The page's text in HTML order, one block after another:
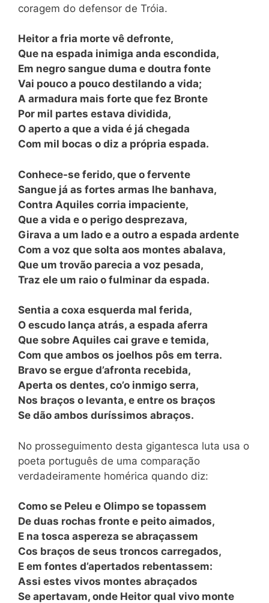
coragem do defensor de Tróia.
Heitor a fria morte vê defronte,
Que na espada inimiga anda escondida,
Em negro sangue duma e doutra fonte
Vai pouco a pouco destilando a vida;
A armadura mais forte que fez Bronte
Por mil partes estava dividida,
O aperto a que a vida é já chegada
Com mil bocas o diz a própria espada.
Conhece-se ferido, que o fervente
Sangue já as fortes armas lhe banhava,
Contra Aquiles corria impaciente,
Que a vida e o perigo desprezava,
Girava a um lado e a outro a espada ardente
Com a voz que solta aos montes abalava,
Que um trovão parecia a voz pesada,
Traz ele um raio o fulminar da espada.
Sentia a coxa esquerda mal ferida,
O escudo lança atrás, a espada aferra
Que sobre Aquiles cai grave e temida,
Com que ambos os joelhos pôs em terra.
Bravo se ergue d’afronta recebida,
Aperta os dentes, co’o inmigo serra,
Nos braços o levanta, e entre os braços
Se dão ambos duríssimos abraços.
No prosseguimento desta gigantesca luta usa o
poeta português de uma comparação
verdadeiramente homérica quando diz:
Como se Peleu e Olimpo se topassem
De duas rochas fronte e peito aimados,
E na tosca aspereza se abraçassem
Cos braços de seus troncos carregados,
E em fontes d’apertados rebentassem:
Assi estes vivos montes abraçados
Se apertavam, onde Heitor qual vivo monte